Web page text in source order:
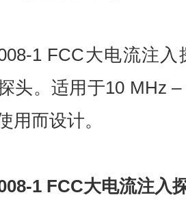
1 FCC大电流注
头。适用于10 MHz
用而设计。
1 FCC大电流注入